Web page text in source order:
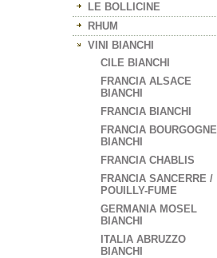
LE BOLLICINE
RHUM
VINI BIANCHI
CILE BIANCHI
FRANCIA ALSACE
BIANCHI
FRANCIA BIANCHI
FRANCIA BOURGOGNE
BIANCHI
FRANCIA CHABLIS
FRANCIA SANCERRE /
POUILLY-FUME
GERMANIA MOSEL
BIANCHI
ITALIA ABRUZZO
BIANCHI